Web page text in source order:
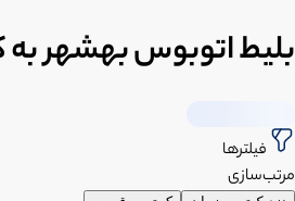
بلیط اتوبوس بهشهر
فیلترها
مرتب‌سازی